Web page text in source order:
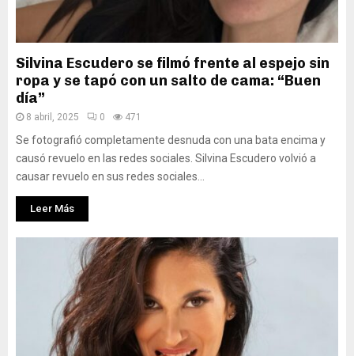
Silvina Escudero se filmó frente al espejo sin
ropa y se tapó con un salto de cama: “Buen
día”
8 abril, 2025 0 471
Se fotografió completamente desnuda con una bata encima y
causó revuelo en las redes sociales. Silvina Escudero volvió a
causar revuelo en sus redes sociales...
Leer Más